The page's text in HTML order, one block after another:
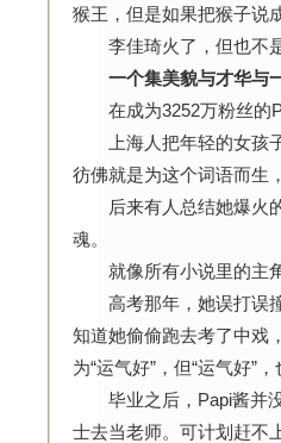
猴王，但是如果把猴子说
李佳琦火了，但也不是
一个集美貌与才华与
在成为3252万粉丝的
上海人把年轻的女孩子
彷佛就是为这个词语而生
后来有人总结她爆火的
魂。
就像所有小说里的主角
高考那年，她误打误撞
知道她偷偷跑去考了中戏
为“运气好”，但“运气好”
毕业之后，Papi酱并没
士去当老师。可计划赶不